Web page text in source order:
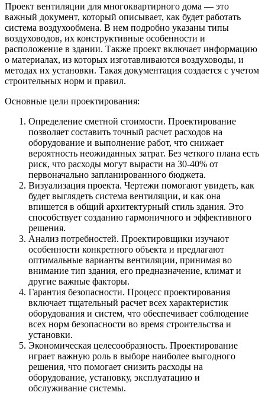
Проект вентиляции для многоквартирного дома — это
важный документ, который описывает, как будет работать
система воздухообмена. В нем подробно указаны типы
воздуховодов, их конструктивные особенности и
расположение в здании. Также проект включает информацию
о материалах, из которых изготавливаются воздуховоды, и
методах их установки. Такая документация создается с учетом
строительных норм и правил.
Основные цели проектирования:
Определение сметной стоимости. Проектирование
позволяет составить точный расчет расходов на
оборудование и выполнение работ, что снижает
вероятность неожиданных затрат. Без четкого плана есть
риск, что расходы могут вырасти на 30-40% от
первоначально запланированного бюджета.
Визуализация проекта. Чертежи помогают увидеть, как
будет выглядеть система вентиляции, и как она
впишется в общий архитектурный стиль здания. Это
способствует созданию гармоничного и эффективного
решения.
Анализ потребностей. Проектировщики изучают
особенности конкретного объекта и предлагают
оптимальные варианты вентиляции, принимая во
внимание тип здания, его предназначение, климат и
другие важные факторы.
Гарантия безопасности. Процесс проектирования
включает тщательный расчет всех характеристик
оборудования и систем, что обеспечивает соблюдение
всех норм безопасности во время строительства и
установки.
Экономическая целесообразность. Проектирование
играет важную роль в выборе наиболее выгодного
решения, что помогает снизить расходы на
оборудование, установку, эксплуатацию и
обслуживание системы.